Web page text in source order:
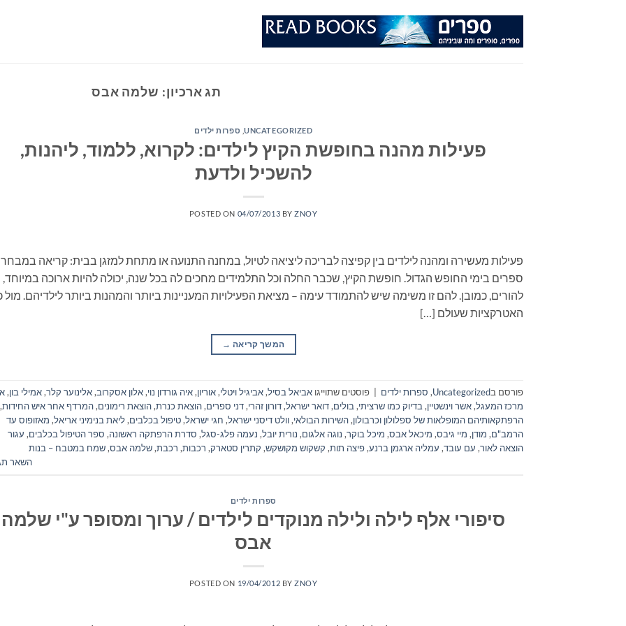
תג ארכיון: שלמה אבס
UNCATEGORIZED
, ספרות ילדים
פעילות מהנה בחופשת הקיץ לילדים: לקרוא, ללמוד, ליהנות,
להשכיל ולדעת
POSTED ON 04/07/2013 BYZNOY
פעילות מעשירה ומהנה לילדים בין קפיצה לבריכה ליציאה לטיול, במחנה התנועה או מתחת למזגן בבית: קריאה במבחר
ספרים בימי החופש הגדול. חופשת הקיץ, שכבר החלה וכל התלמידים מחכים לה בכל שנה, יכולה להיות ארוכה במיוחד,
להורים, כמובן. להם זו משימה שיש להתמודד עימה – מציאת הפעילויות המעניינות ביותר והמהנות ביותר לילדיהם. מול
האטרקציות שעולם […]
המשך קריאה →
פורסם בUncategorized
, ספרות ילדים פוסטים שתוייגו אביאל בסיל,אביגיל ויטלי,אוריון,איה גורדון נוי,אלון אסקרוב,אלינוער קלר,אמילי בון,
מרכז המעגל,אשר וינשטיין, בדיוק כמו שרציתי, בולים,דואר ישראל,דורון זהרי,דני ספרים,הוצאת כנרת,הוצאת רימונים,המרדף אחר איש החידות,
הרפתקאותיהם המופלאות של ספלולון וכרבולון,השירות הבולאי,וולט דיסני ישראל, חגי ישראל,טיפול בכלבים,ליאת בנימיני אריאל, מאזופוס עד
הרמב"ם, מודן, מיי גיבס, מיכאל אבס, מיכל בוקר, נוגה אלגום, נורית יובל, נעמה פלג-סגל, סדרת הרפתקה ראשונה, ספר הטיפול בכלבים, עגור
הוצאה לאור, עם עובד, עמליה ארגמן ברנע,פיצה תות, קשקוש מקושקש, קתרין סטארק, רכבות, רכבת,שלמה אבס,שמח במטבח – בנות
השאר
ספרות ילדים
סיפורי אלף לילה ולילה מנוקדים לילדים / ערוך ומסופר ע"י שלמה
אבס
POSTED ON 19/04/2012 BYZNOY